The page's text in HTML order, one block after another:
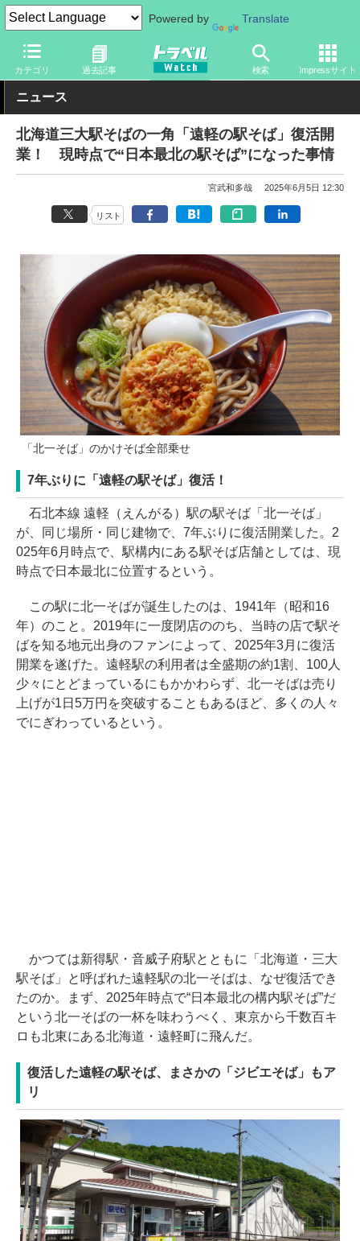
Powered by Translate
カテゴリ 過去記事 検索 Impressサイト
トラベル Watch 地域 国内旅行 北海道
ニュース
北海道三大駅そばの一角「遠軽の駅そば」復活開
業！ 現時点で“日本最北の駅そば”になった事情
宮武和多哉 2025年6月5日 12:30
リスト
「北一そば」のかけそば全部乗せ
7年ぶりに「遠軽の駅そば」復活！
石北本線 遠軽（えんがる）駅の駅そば「北一そば」
が、同じ場所・同じ建物で、7年ぶりに復活開業した。2
025年6月時点で、駅構内にある駅そば店舗としては、現
時点で日本最北に位置するという。
この駅に北一そばが誕生したのは、1941年（昭和16
年）のこと。2019年に一度閉店ののち、当時の店で駅そ
ばを知る地元出身のファンによって、2025年3月に復活
開業を遂げた。遠軽駅の利用者は全盛期の約1割、100人
少々にとどまっているにもかかわらず、北一そばは売り
上げが1日5万円を突破することもあるほど、多くの人々
でにぎわっているという。
かつては新得駅・音威子府駅とともに「北海道・三大
駅そば」と呼ばれた遠軽駅の北一そばは、なぜ復活でき
たのか。まず、2025年時点で“日本最北の構内駅そば”だ
という北一そばの一杯を味わうべく、東京から千数百キ
ロも北東にある北海道・遠軽町に飛んだ。
復活した遠軽の駅そば、まさかの「ジビエそば」もア
リ